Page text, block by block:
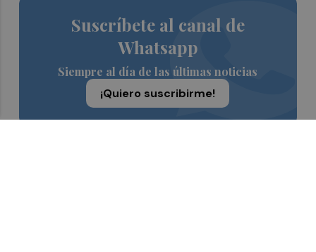
Suscríbete al canal de
Whatsapp
Siempre al día de las últimas noticias
¡Quiero suscribirme!